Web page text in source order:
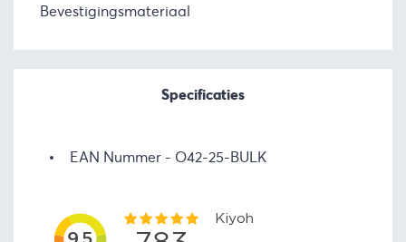
Bevestigingsmateriaal
Specificaties
EAN Nummer O42-25-BULK